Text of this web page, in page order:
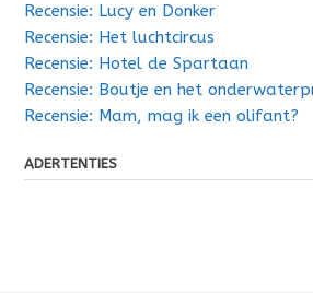
Recensie: Lucy en Donker
Recensie: Het luchtcircus
Recensie: Hotel de Spartaan
Recensie: Boutje en het
Recensie: Mam, mag ik een olifant?
ADERTENTIES